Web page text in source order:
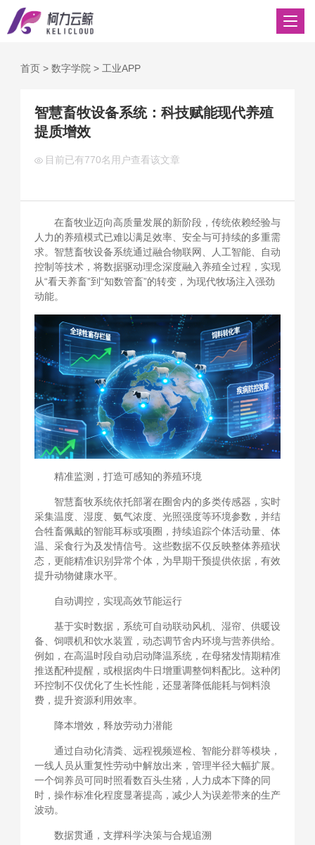
首页> 数字学院 > 工业APP
智慧畜牧设备系统：科技赋能现代养殖
提质增效
目前已有770名用户查看该文章
在畜牧业迈向高质量发展的新阶段，传统依赖经验与
人力的养殖模式已难以满足效率、安全与可持续的多重需
求。智慧畜牧设备系统通过融合物联网、人工智能、自动
控制等技术，将数据驱动理念深度融入养殖全过程，实现
从“看天养畜”到“知数管畜”的转变，为现代牧场注入强劲
动能。
精准监测，打造可感知的养殖环境
智慧畜牧系统依托部署在圈舍内的多类传感器，实时
采集温度、湿度、氨气浓度、光照强度等环境参数，并结
合牲畜佩戴的智能耳标或项圈，持续追踪个体活动量、体
温、采食行为及发情信号。这些数据不仅反映整体养殖状
态，更能精准识别异常个体，为早期干预提供依据，有效
提升动物健康水平。
自动调控，实现高效节能运行
基于实时数据，系统可自动联动风机、湿帘、供暖设
备、饲喂机和饮水装置，动态调节舍内环境与营养供给。
例如，在高温时段自动启动降温系统，在母猪发情期精准
推送配种提醒，或根据肉牛日增重调整饲料配比。这种闭
环控制不仅优化了生长性能，还显著降低能耗与饲料浪
费，提升资源利用效率。
降本增效，释放劳动力潜能
通过自动化清粪、远程视频巡检、智能分群等模块，
一线人员从重复性劳动中解放出来，管理半径大幅扩展。
一个饲养员可同时照看数百头生猪，人力成本下降的同
时，操作标准化程度显著提高，减少人为误差带来的生产
波动。
数据贯通，支撑科学决策与合规追溯